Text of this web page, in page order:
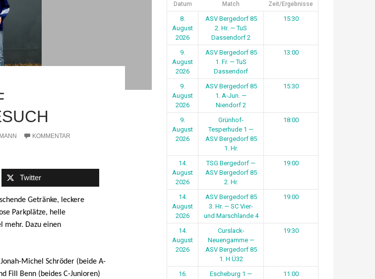
KOMMENTAR
Twitter
Getränke, leckere
Parkplätze, helle
mehr. Dazu einen
Michel Schröder (beide A-
Fill Benn (beides C-Junioren)
Datum Match Zeit/Ergebnisse
8.
August
2026
ASV Bergedorf 85
2. Hr. — TuS
Dassendorf 2
15:30
9.
August
2026
ASV Bergedorf 85
1. Fr. — TuS
Dassendorf
13:00
9.
August
2026
ASV Bergedorf 85
1. A-Jun. —
Niendorf 2
15:30
9.
August
2026
Grünhof-
Tesperhude 1 —
ASV Bergedorf 85
1. Hr.
18:00
14.
August
2026
TSG Bergedorf —
ASV Bergedorf 85
2. Hr.
19:00
14.
August
2026
ASV Bergedorf 85
3. Hr. — SC Vier-
und Marschlande 4
19:00
14.
August
2026
Curslack-
Neuengamme —
ASV Bergedorf 85
1. H Ü32
19:30
16.
Escheburg 1 —
11:00